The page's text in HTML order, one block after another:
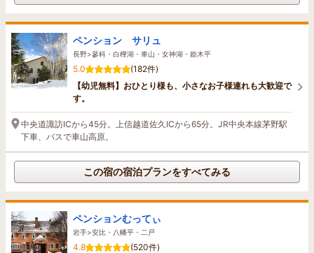
ペンション サリュ
長野>蓼科・白樺湖・車山・女神湖・姫木平
5.0
(182件)
【幼児無料】おひとり様も、小さなお子様連れも大歓迎で
す。
中央道諏訪ICから45分。上信越道佐久ICから65分。JR中央本線茅野駅
下車、バスで車山高原。
この宿の宿泊プランをすべてみる
ペンションむってぃ
岩手>安比・八幡平・二戸
4.8
(520件)